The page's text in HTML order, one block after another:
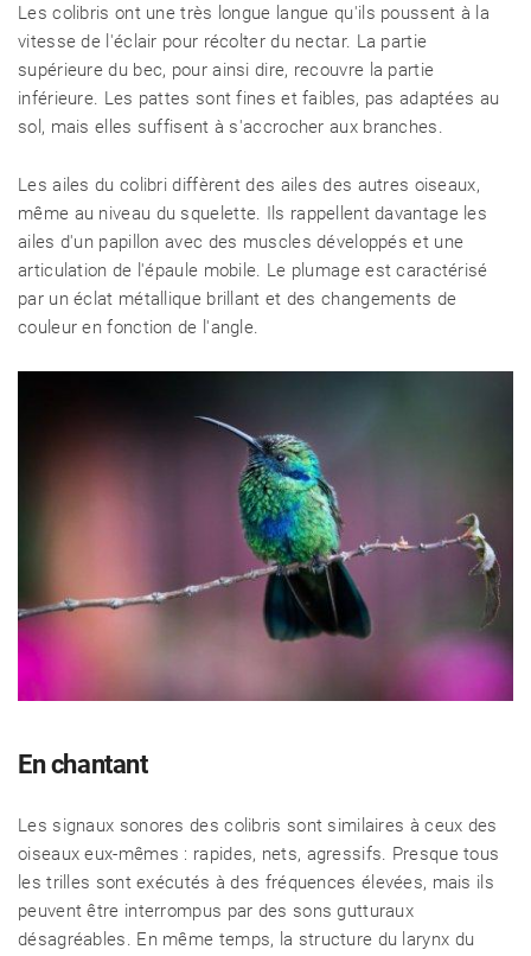
Les colibris ont une très longue langue qu'ils poussent à la
vitesse de l'éclair pour récolter du nectar. La partie
supérieure du bec, pour ainsi dire, recouvre la partie
inférieure. Les pattes sont fines et faibles, pas adaptées au
sol, mais elles suffisent à s'accrocher aux branches.
Les ailes du colibri diffèrent des ailes des autres oiseaux,
même au niveau du squelette. Ils rappellent davantage les
ailes d'un papillon avec des muscles développés et une
articulation de l'épaule mobile. Le plumage est caractérisé
par un éclat métallique brillant et des changements de
couleur en fonction de l'angle.
En chantant
Les signaux sonores des colibris sont similaires à ceux des
oiseaux eux-mêmes : rapides, nets, agressifs. Presque tous
les trilles sont exécutés à des fréquences élevées, mais ils
peuvent être interrompus par des sons gutturaux
désagréables. En même temps, la structure du larynx du